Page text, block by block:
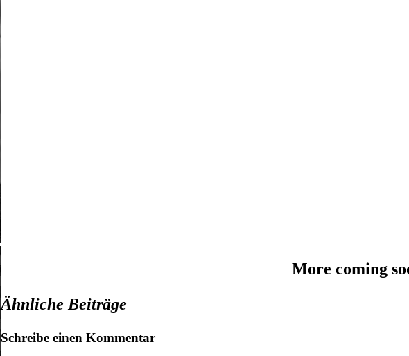
More coming
Ähnliche Beiträge
Schreibe einen Kommentar